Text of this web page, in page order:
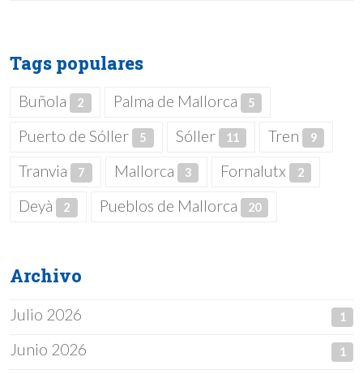
Tags populares
Buñola 2 Palma de Mallorca 5
Puerto de Sóller 5 Sóller 11 Tren 9
Tranvia 7 Mallorca 3 Fornalutx 2
Deyà 2 Pueblos de Mallorca 20
Archivo
Julio 2026 1
Junio 2026 1